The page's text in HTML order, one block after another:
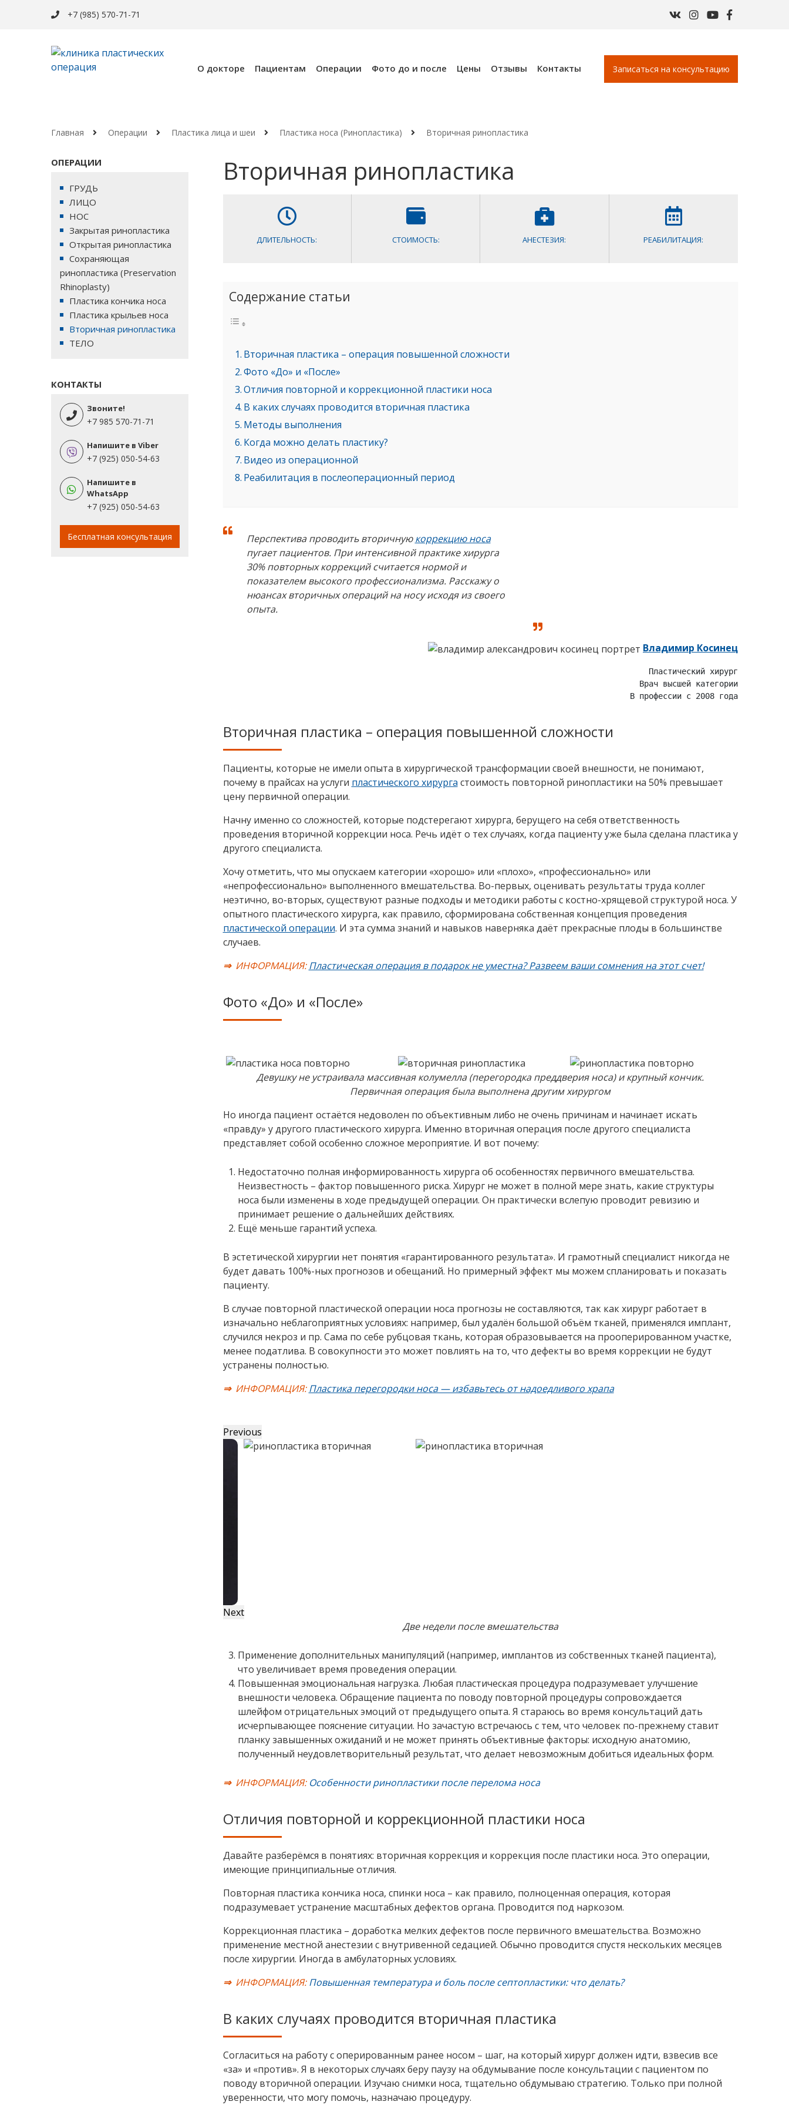
+7 (985) 570-71-71
О докторе Пациентам Операции Фото до и после Цены Отзывы Контакты Записаться на консультацию
Главная Операции Пластика лица и шеи Пластика носа (Ринопластика) Вторичная ринопластика
ОПЕРАЦИИ
ГРУДЬ
ЛИЦО
НОС
Закрытая ринопластика
Открытая ринопластика
Сохраняющая
ринопластика (Preservation
Rhinoplasty)
Пластика кончика носа
Пластика крыльев носа
Вторичная ринопластика
ТЕЛО
КОНТАКТЫ
Звоните!
+7 985 570-71-71
Напишите в Viber
+7 (925) 050-54-63
Напишите в
WhatsApp
+7 (925) 050-54-63
Бесплатная консультация
Вторичная ринопластика
ДЛИТЕЛЬНОСТЬ: СТОИМОСТЬ: АНЕСТЕЗИЯ: РЕАБИЛИТАЦИЯ:
Содержание статьи
Вторичная пластика – операция повышенной сложности
Фото «До» и «После»
Отличия повторной и коррекционной пластики носа
В каких случаях проводится вторичная пластика
Методы выполнения
Когда можно делать пластику?
Видео из операционной
Реабилитация в послеоперационный период
Перспектива проводить вторичнуюкоррекцию носа
пугает пациентов. При интенсивной практике хирурга
30% повторных коррекций считается нормой и
показателем высокого профессионализма. Расскажу о
нюансах вторичных операций на носу исходя из своего
опыта.
Владимир Косинец
Пластический хирург
Врач высшей категории
В профессии с 2008 года
Вторичная пластика – операция повышенной сложности
Пациенты, которые не имели опыта в хирургической трансформации своей внешности, не понимают,
почему в прайсах на услуги пластического хирурга стоимость повторной ринопластики на 50% превышает
цену первичной операции.
Начну именно со сложностей, которые подстерегают хирурга, берущего на себя ответственность
проведения вторичной коррекции носа. Речь идёт о тех случаях, когда пациенту уже была сделана пластика у
другого специалиста.
Хочу отметить, что мы опускаем категории «хорошо» или «плохо», «профессионально» или
«непрофессионально» выполненного вмешательства. Во-первых, оценивать результаты труда коллег
неэтично, во-вторых, существуют разные подходы и методики работы с костно-хрящевой структурой носа. У
опытного пластического хирурга, как правило, сформирована собственная концепция проведения
пластической операции. И эта сумма знаний и навыков наверняка даёт прекрасные плоды в большинстве
случаев.
⇒ИНФОРМАЦИЯ:Пластическая операция в подарок не уместна? Развеем ваши сомнения на этот счет!
Фото «До» и «После»
Девушку не устраивала массивная колумелла (перегородка преддверия носа) и крупный кончик.
Первичная операция была выполнена другим хирургом
Но иногда пациент остаётся недоволен по объективным либо не очень причинам и начинает искать
«правду» у другого пластического хирурга. Именно вторичная операция после другого специалиста
представляет собой особенно сложное мероприятие. И вот почему:
Недостаточно полная информированность хирурга об особенностях первичного вмешательства.
Неизвестность – фактор повышенного риска. Хирург не может в полной мере знать, какие структуры
носа были изменены в ходе предыдущей операции. Он практически вслепую проводит ревизию и
принимает решение о дальнейших действиях.
Ещё меньше гарантий успеха.
В эстетической хирургии нет понятия «гарантированного результата». И грамотный специалист никогда не
будет давать 100%-ных прогнозов и обещаний. Но примерный эффект мы можем спланировать и показать
пациенту.
В случае повторной пластической операции носа прогнозы не составляются, так как хирург работает в
изначально неблагоприятных условиях: например, был удалён большой объём тканей, применялся имплант,
случился некроз и пр. Сама по себе рубцовая ткань, которая образовывается на прооперированном участке,
менее податлива. В совокупности это может повлиять на то, что дефекты во время коррекции не будут
устранены полностью.
⇒ИНФОРМАЦИЯ:Пластика перегородки носа — избавьтесь от надоедливого храпа
Previous
Next
Две недели после вмешательства
Применение дополнительных манипуляций (например, имплантов из собственных тканей пациента),
что увеличивает время проведения операции.
Повышенная эмоциональная нагрузка. Любая пластическая процедура подразумевает улучшение
внешности человека. Обращение пациента по поводу повторной процедуры сопровождается
шлейфом отрицательных эмоций от предыдущего опыта. Я стараюсь во время консультаций дать
исчерпывающее пояснение ситуации. Но зачастую встречаюсь с тем, что человек по-прежнему ставит
планку завышенных ожиданий и не может принять объективные факторы: исходную анатомию,
полученный неудовлетворительный результат, что делает невозможным добиться идеальных форм.
⇒ИНФОРМАЦИЯ: Особенности ринопластики после перелома носа
Отличия повторной и коррекционной пластики носа
Давайте разберёмся в понятиях: вторичная коррекция и коррекция после пластики носа. Это операции,
имеющие принципиальные отличия.
Повторная пластика кончика носа, спинки носа – как правило, полноценная операция, которая
подразумевает устранение масштабных дефектов органа. Проводится под наркозом.
Коррекционная пластика – доработка мелких дефектов после первичного вмешательства. Возможно
применение местной анестезии с внутривенной седацией. Обычно проводится спустя нескольких месяцев
после хирургии. Иногда в амбулаторных условиях.
⇒ИНФОРМАЦИЯ:Повышенная температура и боль после септопластики: что делать?
В каких случаях проводится вторичная пластика
Согласиться на работу с оперированным ранее носом – шаг, на который хирург должен идти, взвесив все
«за» и «против». Я в некоторых случаях беру паузу на обдумывание после консультации с пациентом по
поводу вторичной операции. Изучаю снимки носа, тщательно обдумываю стратегию. Только при полной
уверенности, что могу помочь, назначаю процедуру.